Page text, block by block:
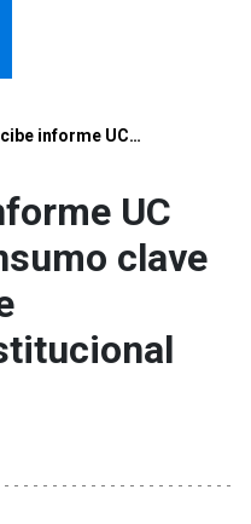
informe UC…
UC
clave